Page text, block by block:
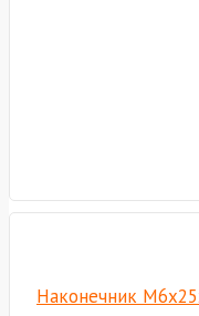
Наконечник